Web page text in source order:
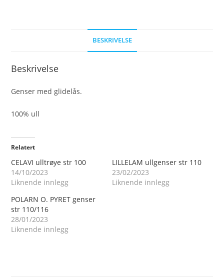
BESKRIVELSE
Beskrivelse
Genser med glidelås.
100% ull
Relatert
CELAVI ulltrøye str 100
14/10/2023
Liknende innlegg
LILLELAM ullgenser str 110
23/02/2023
Liknende innlegg
POLARN O. PYRET genser
str 110/116
28/01/2023
Liknende innlegg